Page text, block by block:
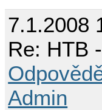
7.1.2008
Re: HTB
Admin